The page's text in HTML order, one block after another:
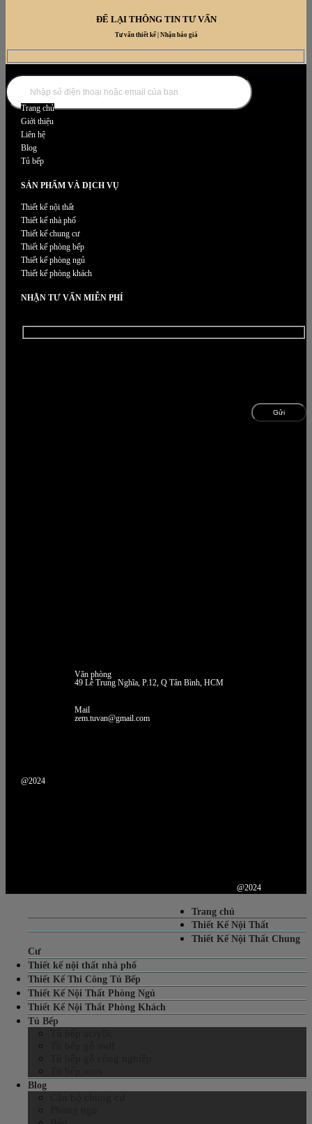
ĐỂ LẠI THÔNG TIN TƯ VẤN
Tư vấn thiết kế | Nhận báo giá
DANH MỤC NỘI THẤT
Trang chủ
Giới thiệu
Liên hệ
Blog
Tủ bếp
SẢN PHẨM VÀ DỊCH VỤ
Thiết kế nội thất
Thiết kế nhà phố
Thiết kế chung cư
Thiết kế phòng bếp
Thiết kế phòng ngủ
Thiết kế phòng khách
NHẬN TƯ VẤN MIỄN PHÍ
Văn phòng
49 Lê Trung Nghĩa, P.12, Q Tân Bình, HCM
Mail
zem.tuvan@gmail.com
@2024
@2024
Trang chủ
Thiết Kế Nội Thất
Thiết Kế Nội Thất Chung
Cư
Thiết kế nội thất nhà phố
Thiết Kế Thi Công Tủ Bếp
Thiết Kế Nội Thất Phòng Ngủ
Thiết Kế Nội Thất Phòng Khách
Tủ Bếp
Blog